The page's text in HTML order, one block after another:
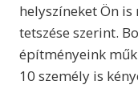
helyszíneket Ön
tetszése szerint.
építményeink
10 személy is